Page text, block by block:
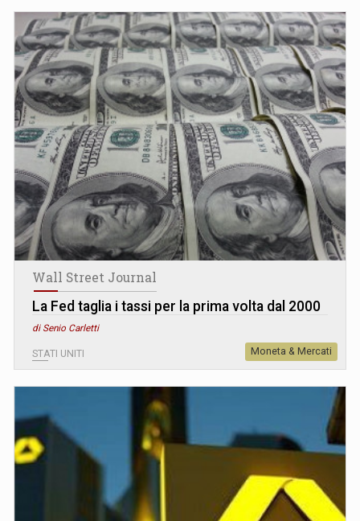
Wall Street Journal
La Fed taglia i tassi per la prima volta dal 2000
di Senio Carletti
STATI UNITI Moneta & Mercati